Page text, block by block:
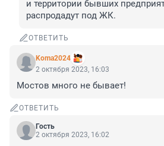
и территории бывших
распродадут под ЖК.
ОТВЕТИТЬ
Koma2024
2 октября 2023, 16:03
Мостов много не бывает!
ОТВЕТИТЬ
Гость
2 октября 2023, 16:02